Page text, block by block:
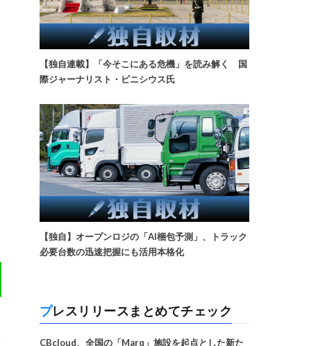
【独自連載】「今そこにある危機」を読み解く 国
際ジャーナリスト・ビニシウス氏
【独自】オープンロジの「AI梱包予測」、トラック
必要台数の迅速把握にも活用本格化
プレスリリースまとめてチェック
CBcloud、全国の「Marq」施設を起点とした新た